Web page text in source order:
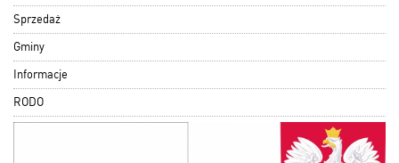
Sprzedaż
Gminy
Informacje
RODO